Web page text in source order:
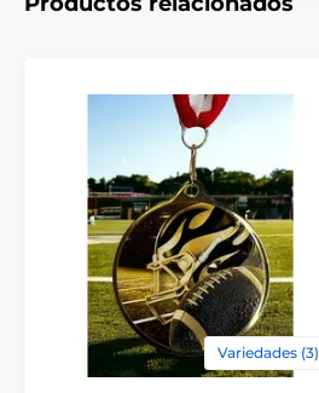
Variedades (3)